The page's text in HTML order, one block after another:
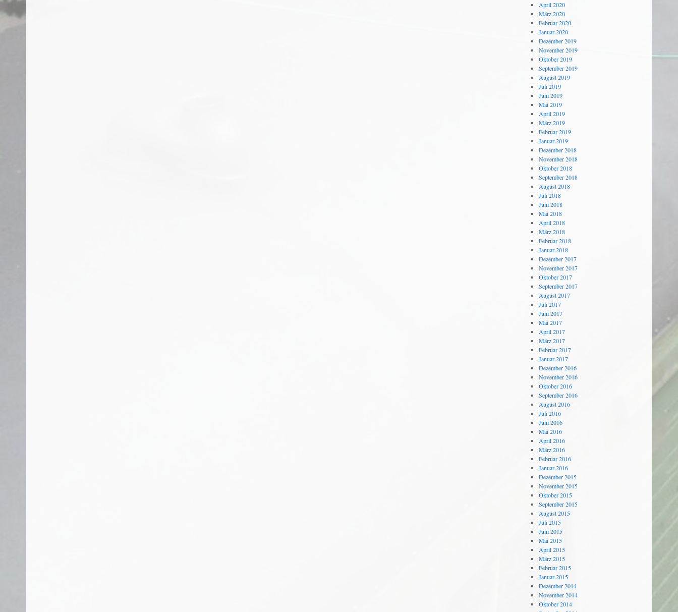
April 2020
März 2020
Februar 2020
Januar 2020
Dezember 2019
November 2019
Oktober 2019
September 2019
August 2019
Juli 2019
Juni 2019
Mai 2019
April 2019
März 2019
Februar 2019
Januar 2019
Dezember 2018
November 2018
Oktober 2018
September 2018
August 2018
Juli 2018
Juni 2018
Mai 2018
April 2018
März 2018
Februar 2018
Januar 2018
Dezember 2017
November 2017
Oktober 2017
September 2017
August 2017
Juli 2017
Juni 2017
Mai 2017
April 2017
März 2017
Februar 2017
Januar 2017
Dezember 2016
November 2016
Oktober 2016
September 2016
August 2016
Juli 2016
Juni 2016
Mai 2016
April 2016
März 2016
Februar 2016
Januar 2016
Dezember 2015
November 2015
Oktober 2015
September 2015
August 2015
Juli 2015
Juni 2015
Mai 2015
April 2015
März 2015
Februar 2015
Januar 2015
Dezember 2014
November 2014
Oktober 2014